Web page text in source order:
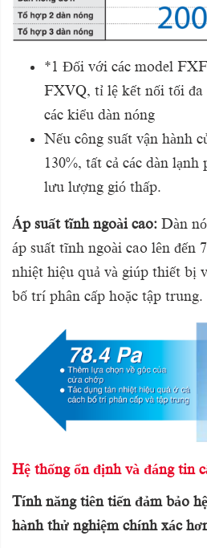
*1 Đối với các model
FXVQ, tỉ lệ kết nối tối đa
các kiểu dàn nóng
Nếu công suất vận hành
130%, tất cả các dàn lạnh
lưu lượng gió thấp.
Áp suất tĩnh ngoài cao: Dàn
áp suất tĩnh ngoài cao lên đến
nhiệt hiệu quả và giúp thiết bị
bố trí phân cấp hoặc tập trung.
Hệ thống ổn định và đáng tin
Tính năng tiên tiến đảm bảo
hành thử nghiệm chính xác